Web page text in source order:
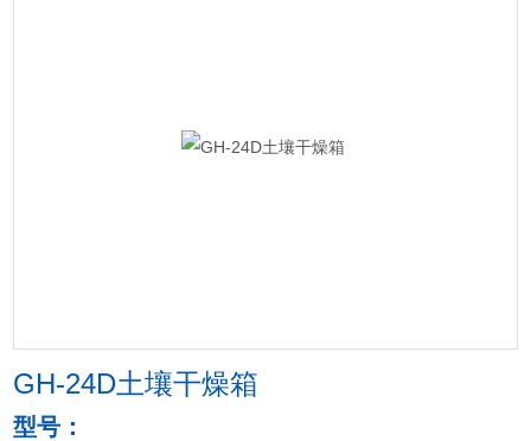
GH-24D土壤干燥箱
型号：